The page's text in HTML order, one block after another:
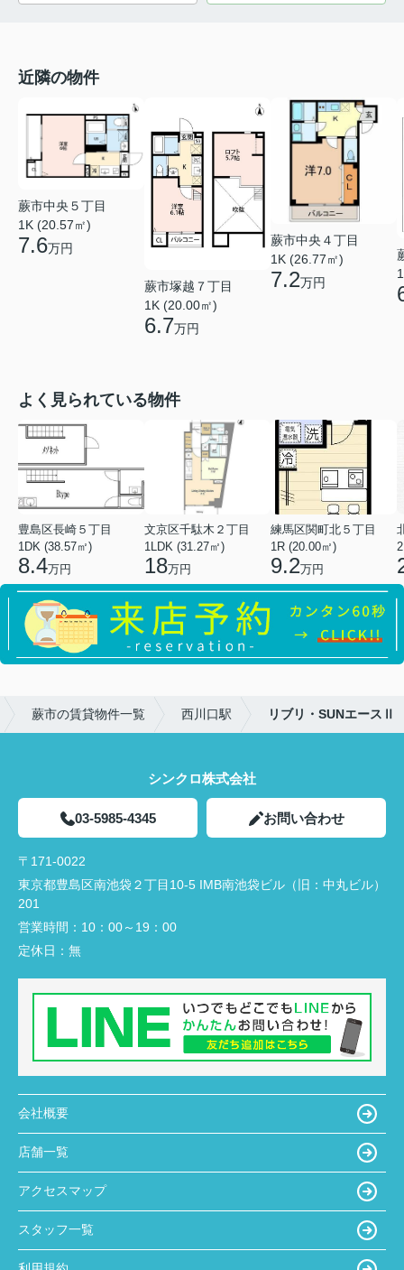
近隣の物件
蕨市中央５丁目
1K (20.57㎡)
7.6万円
蕨市塚越７丁目
1K (20.00㎡)
6.7万円
蕨市中央４丁目
1K (26.77㎡)
7.2万円
よく見られている物件
豊島区長崎５丁目
1DK (38.57㎡)
8.4万円
文京区千駄木２丁目
1LDK (31.27㎡)
18万円
練馬区関町北５丁目
1R (20.00㎡)
9.2万円
蕨市の賃貸物件一覧 西川口駅 リブリ・SUNエースⅡ
シンクロ株式会社
03-5985-4345 お問い合わせ
〒171-0022
東京都豊島区南池袋２丁目10-5 IMB南池袋ビル（旧：中丸ビル）
201
営業時間： 10：00～19：00
定休日： 無
会社概要
店舗一覧
アクセスマップ
スタッフ一覧